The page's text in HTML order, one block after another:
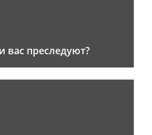
вас преследуют?